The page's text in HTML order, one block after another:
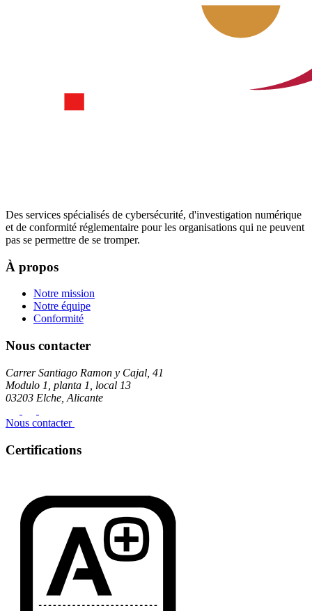
Des services spécialisés de cybersécurité, d'investigation numérique
et de conformité réglementaire pour les organisations qui ne peuvent
pas se permettre de se tromper.
À propos
Notre mission
Notre équipe
Conformité
Nous contacter
Carrer Santiago Ramon y Cajal, 41
Modulo 1, planta 1, local 13
03203 Elche, Alicante
Nous contacter
Certifications